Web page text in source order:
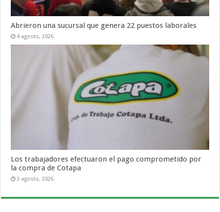
Abrieron una sucursal que genera 22 puestos laborales
4 agosto, 2026
Los trabajadores efectuaron el pago comprometido por
la compra de Cotapa
3 agosto, 2026